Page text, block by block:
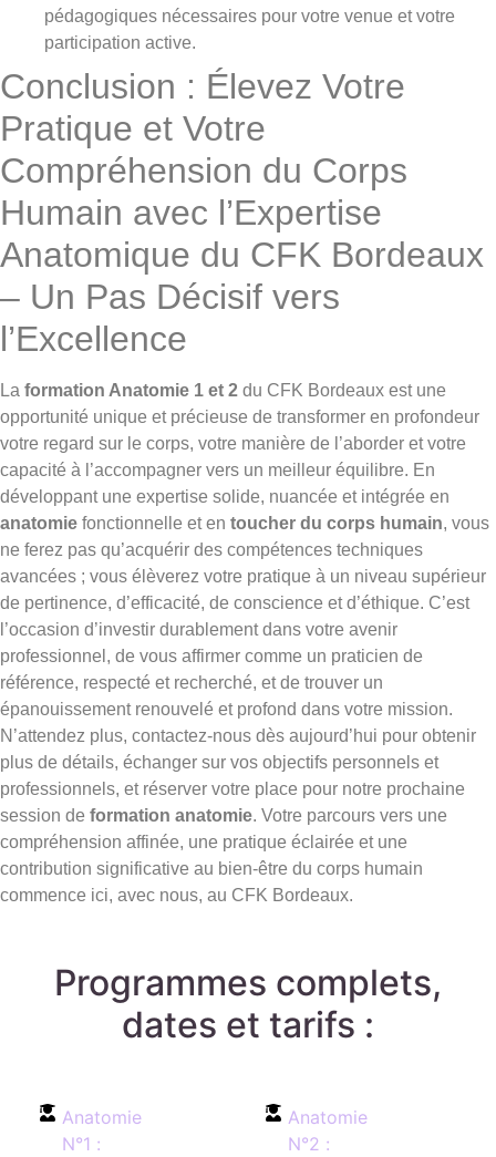
pédagogiques nécessaires pour votre venue et votre
participation active.
Conclusion : Élevez Votre
Pratique et Votre
Compréhension du Corps
Humain avec l’Expertise
Anatomique du CFK Bordeaux
– Un Pas Décisif vers
l’Excellence
La formation Anatomie 1 et 2 du CFK Bordeaux est une
opportunité unique et précieuse de transformer en profondeur
votre regard sur le corps, votre manière de l’aborder et votre
capacité à l’accompagner vers un meilleur équilibre. En
développant une expertise solide, nuancée et intégrée en
anatomie fonctionnelle et en toucher du corps humain, vous
ne ferez pas qu’acquérir des compétences techniques
avancées ; vous élèverez votre pratique à un niveau supérieur
de pertinence, d’efficacité, de conscience et d’éthique. C’est
l’occasion d’investir durablement dans votre avenir
professionnel, de vous affirmer comme un praticien de
référence, respecté et recherché, et de trouver un
épanouissement renouvelé et profond dans votre mission.
N’attendez plus, contactez-nous dès aujourd’hui pour obtenir
plus de détails, échanger sur vos objectifs personnels et
professionnels, et réserver votre place pour notre prochaine
session de formation anatomie. Votre parcours vers une
compréhension affinée, une pratique éclairée et une
contribution significative au bien-être du corps humain
commence ici, avec nous, au CFK Bordeaux.
Programmes complets,
dates et tarifs :
Anatomie
N°1 :
Anatomie
N°2 :